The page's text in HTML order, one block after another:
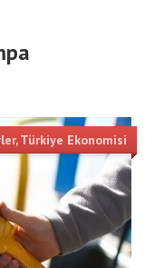
,Türkiye Ekonomisi